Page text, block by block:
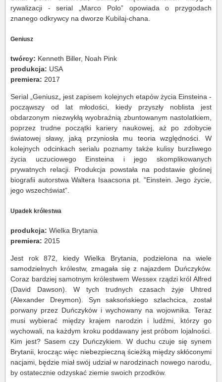
rywalizacji - serial „Marco Polo” opowiada o przygodach
znanego odkrywcy na dworze Kubilaj-chana.
Geniusz
twórcy: Kenneth Biller, Noah Pink
produkcja: USA
premiera: 2017
Serial „Geniusz„ jest zapisem kolejnych etapów życia Einsteina -
począwszy od lat młodości, kiedy przyszły noblista jest
obdarzonym niezwykłą wyobraźnią zbuntowanym nastolatkiem,
poprzez trudne początki kariery naukowej, aż po zdobycie
światowej sławy, jaką przyniosła mu teoria względności. W
kolejnych odcinkach serialu poznamy także kulisy burzliwego
życia uczuciowego Einsteina i jego skomplikowanych
prywatnych relacji. Produkcja powstała na podstawie głośnej
biografii autorstwa Waltera Isaacsona pt. ”Einstein. Jego życie,
jego wszechświat”.
Upadek królestwa
produkcja: Wielka Brytania
premiera: 2015
Jest rok 872, kiedy Wielka Brytania, podzielona na wiele
samodzielnych królestw, zmagała się z najazdem Duńczyków.
Coraz bardziej samotnym królestwem Wessex rządzi król Alfred
(David Dawson). W tych trudnych czasach żyje Uhtred
(Alexander Dreymon). Syn saksońskiego szlachcica, został
porwany przez Duńczyków i wychowany na wojownika. Teraz
musi wybierać między krajem narodzin i ludźmi, którzy go
wychowali, na każdym kroku poddawany jest próbom lojalności.
Kim jest? Sasem czy Duńczykiem. W duchu czuje się synem
Brytanii, krocząc więc niebezpieczną ścieżką między skłóconymi
nacjami, będzie miał swój udział w narodzinach nowego narodu,
by ostatecznie odzyskać ziemie swoich przodków.